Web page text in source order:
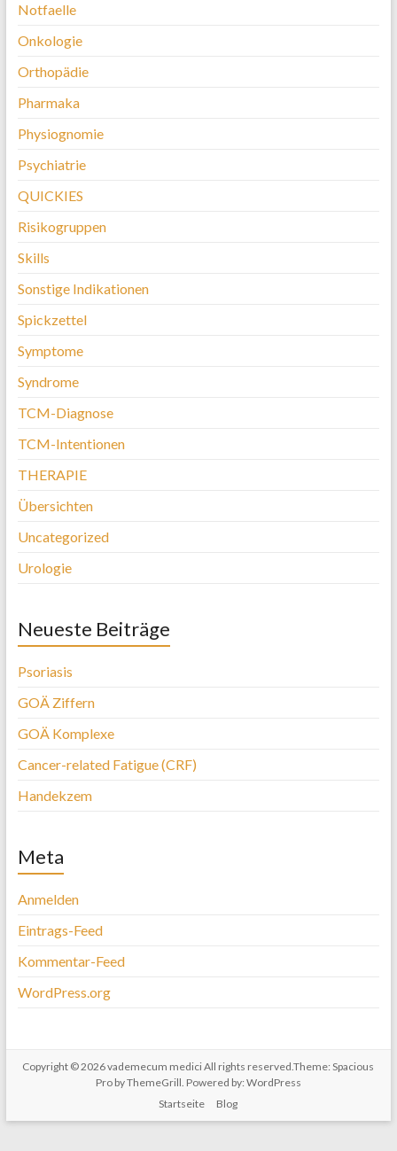
Notfaelle
Onkologie
Orthopädie
Pharmaka
Physiognomie
Psychiatrie
QUICKIES
Risikogruppen
Skills
Sonstige Indikationen
Spickzettel
Symptome
Syndrome
TCM-Diagnose
TCM-Intentionen
THERAPIE
Übersichten
Uncategorized
Urologie
Neueste Beiträge
Psoriasis
GOÄ Ziffern
GOÄ Komplexe
Cancer-related Fatigue (CRF)
Handekzem
Meta
Anmelden
Eintrags-Feed
Kommentar-Feed
WordPress.org
Copyright © 2026vademecum mediciAll rights reserved.Theme:Spacious
Proby ThemeGrill. Powered by: WordPress
Startseite
Blog